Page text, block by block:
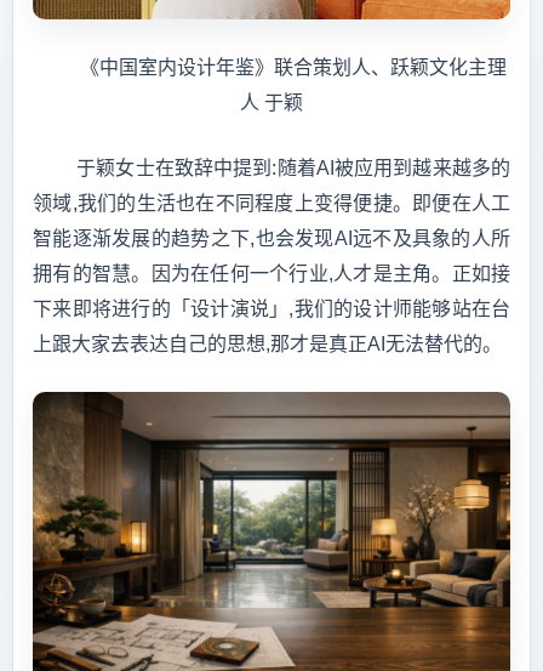
《中国室内设计年鉴》联合策划人、跃颖文化主理
人 于颖
于颖女士在致辞中提到:随着AI被应用到越来越多的
领域,我们的生活也在不同程度上变得便捷。即便在人工
智能逐渐发展的趋势之下,也会发现AI远不及具象的人所
拥有的智慧。因为在任何一个行业,人才是主角。正如接
下来即将进行的「设计演说」,我们的设计师能够站在台
上跟大家去表达自己的思想,那才是真正AI无法替代的。